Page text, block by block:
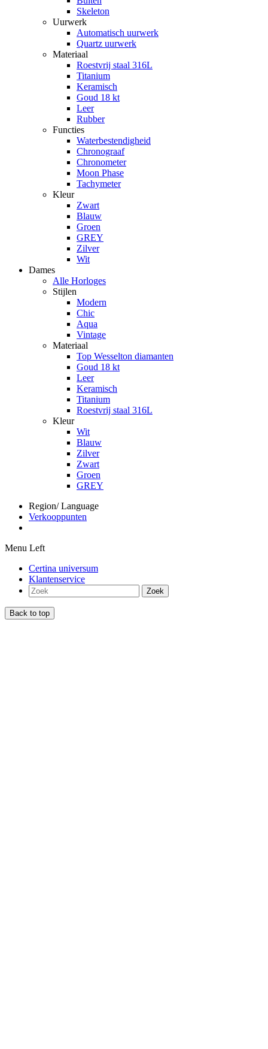
Skeleton
Uurwerk
Automatisch uurwerk
Quartz uurwerk
Materiaal
Roestvrij staal 316L
Titanium
Keramisch
Goud 18 kt
Leer
Rubber
Functies
Waterbestendigheid
Chronograaf
Chronometer
Moon Phase
Tachymeter
Kleur
Zwart
Blauw
Groen
GREY
Zilver
Wit
Dames
Alle Horloges
Stijlen
Modern
Chic
Aqua
Vintage
Materiaal
Top Wesselton diamanten
Goud 18 kt
Leer
Keramisch
Titanium
Roestvrij staal 316L
Kleur
Wit
Blauw
Zilver
Zwart
Groen
GREY
Region/ Language
Verkooppunten
Menu Left
Certina universum
Klantenservice
Zoek
Back to top